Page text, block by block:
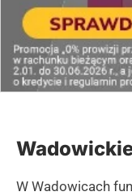
W Wadowicach